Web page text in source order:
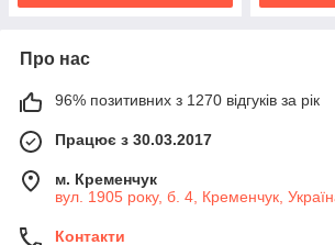
Про нас
96% позитивних з 1270 відгуків за рік
Працює з 30.03.2017
м. Кременчук
вул. 1905 року, б. 4, Кременчук,
Контакти